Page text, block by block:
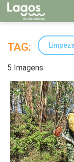
TAG: Limpeza
5 Imagens